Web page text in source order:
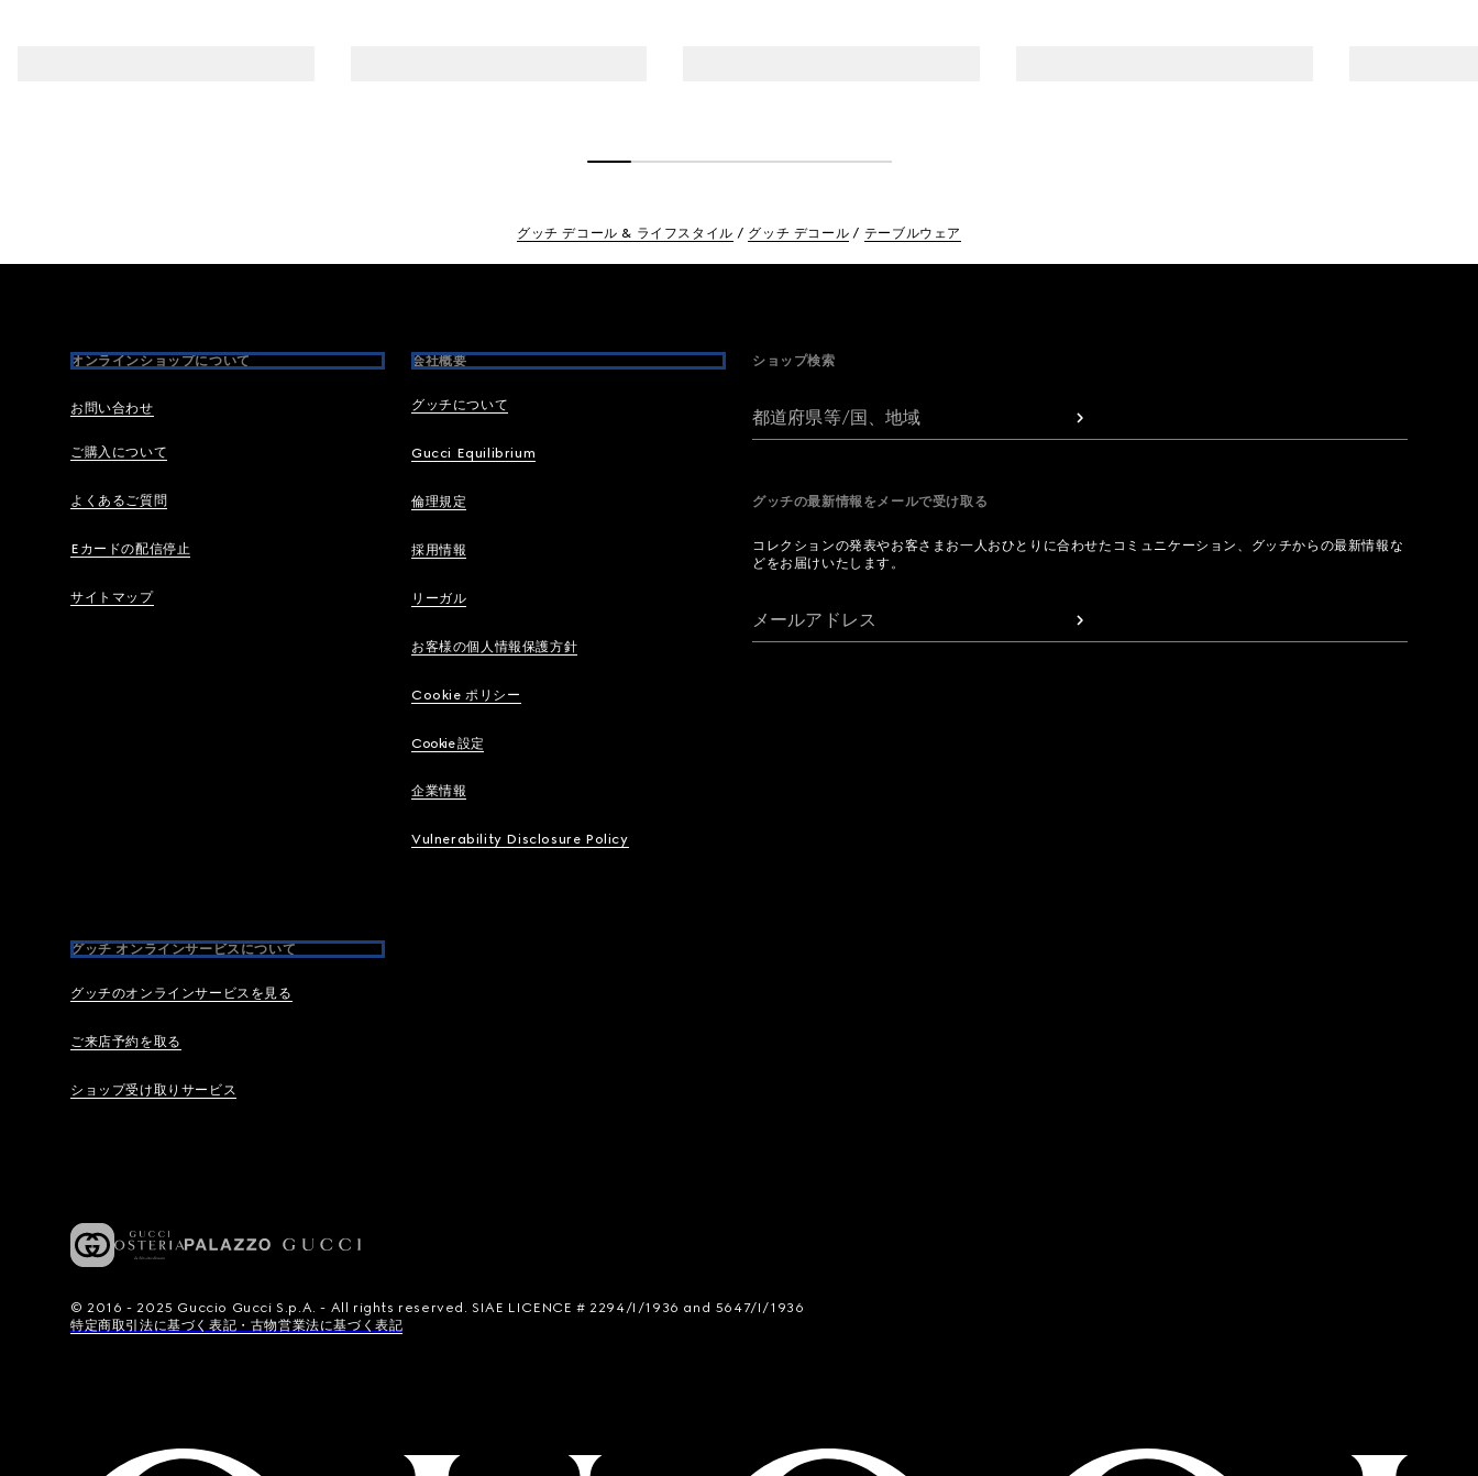
グッチ デコール & ライフスタイル グッチ デコール テーブルウェア
オンラインショップについて
お問い合わせ
ご購入について
よくあるご質問
Eカードの配信停止
サイトマップ
会社概要
グッチについて
Gucci Equilibrium
倫理規定
採用情報
リーガル
お客様の個人情報保護方針
Cookie ポリシー
Cookie 設定
企業情報
Vulnerability Disclosure Policy
グッチ オンラインサービスについて
グッチのオンラインサービスを見る
ご来店予約を取る
ショップ受け取りサービス
ショップ検索
都道府県等/国、地域
グッチの最新情報をメールで受け取る
コレクションの発表やお客さまお一人おひとりに合わせたコミュニケーション、グッチからの最新情報な
どをお届けいたします。
メールアドレス
© 2016 - 2025 Guccio Gucci S.p.A. - All rights reserved. SIAE LICENCE # 2294/I/1936 and 5647/I/1936
特定商取引法に基づく表記・古物営業法に基づく表記